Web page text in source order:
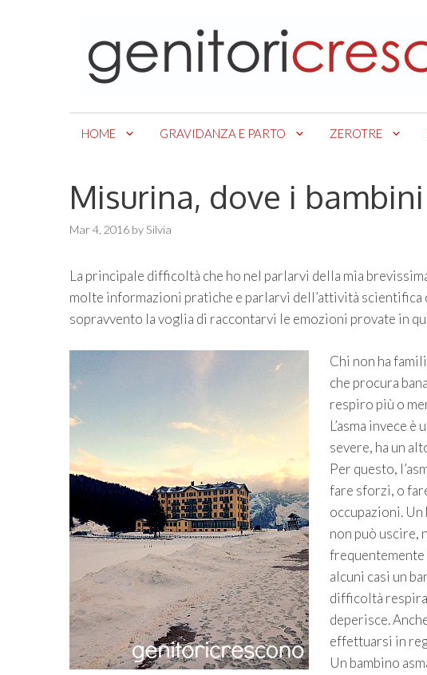
HOME GRAVIDANZA E PARTO ZEROTRE
Misurina, dove i
Mar 4, 2016 by Silvia
La principale difficoltà che ho nel parlarvi della mia
molte informazioni pratiche e parlarvi dell’attività scientifica
sopravvento la voglia di raccontarvi le emozioni provate in
Chi non ha
che procura
respiro più o
L’asma invece
severe, ha un
Per questo,
fare sforzi, o
occupazioni. Un
non può uscire,
frequentemente
alcuni casi un
difficoltà
deperisce.
effettuarsi in
Un bambino